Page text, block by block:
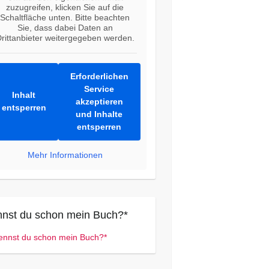
zuzugreifen, klicken Sie auf die
Schaltfläche unten. Bitte beachten
Sie, dass dabei Daten an
weitergegeben werden.
Inhalt
entsperren
Erforderlichen
Service
akzeptieren
und Inhalte
entsperren
Mehr Informationen
du schon mein Buch?*